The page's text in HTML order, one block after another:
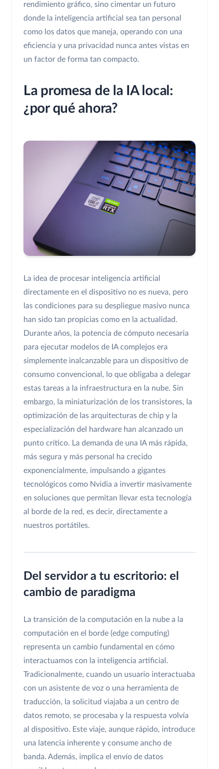
rendimiento gráfico, sino cimentar un futuro
donde la inteligencia artificial sea tan personal
como los datos que maneja, operando con una
eficiencia y una privacidad nunca antes vistas en
un factor de forma tan compacto.
La promesa de la IA local:
¿por qué ahora?
La idea de procesar inteligencia artificial
directamente en el dispositivo no es nueva, pero
las condiciones para su despliegue masivo nunca
han sido tan propicias como en la actualidad.
Durante años, la potencia de cómputo necesaria
para ejecutar modelos de IA complejos era
simplemente inalcanzable para un dispositivo de
consumo convencional, lo que obligaba a delegar
estas tareas a la infraestructura en la nube. Sin
embargo, la miniaturización de los transistores, la
optimización de las arquitecturas de chip y la
especialización del hardware han alcanzado un
punto crítico. La demanda de una IA más rápida,
más segura y más personal ha crecido
exponencialmente, impulsando a gigantes
tecnológicos como Nvidia a invertir masivamente
en soluciones que permitan llevar esta tecnología
al borde de la red, es decir, directamente a
nuestros portátiles.
Del servidor a tu escritorio: el
cambio de paradigma
La transición de la computación en la nube a la
computación en el borde (edge computing)
representa un cambio fundamental en cómo
interactuamos con la inteligencia artificial.
Tradicionalmente, cuando un usuario interactuaba
con un asistente de voz o una herramienta de
traducción, la solicitud viajaba a un centro de
datos remoto, se procesaba y la respuesta volvía
al dispositivo. Este viaje, aunque rápido, introduce
una latencia inherente y consume ancho de
banda. Además, implica el envío de datos